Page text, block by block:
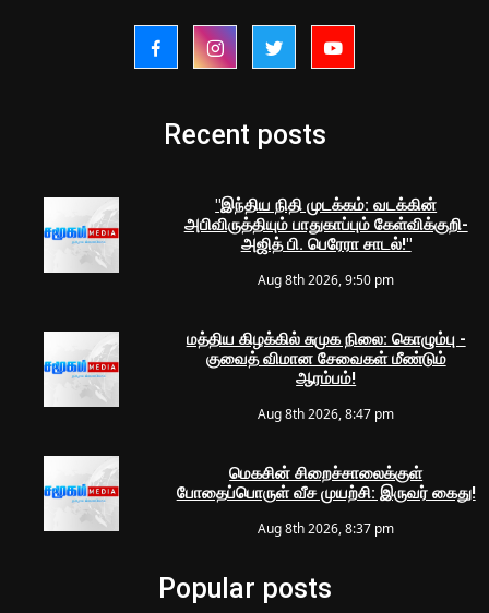
Recent posts
"இந்திய நிதி முடக்கம்: வடக்கின்
அபிவிருத்தியும் பாதுகாப்பும் கேள்விக்குறி-
அஜித் பி. பெரேரா சாடல்!"
Aug 8th 2026, 9:50 pm
மத்திய கிழக்கில் சுமுக நிலை: கொழும்பு -
குவைத் விமான சேவைகள் மீண்டும்
ஆரம்பம்!
Aug 8th 2026, 8:47 pm
மெகசின் சிறைச்சாலைக்குள்
போதைப்பொருள் வீச முயற்சி: இருவர் கைது!
Aug 8th 2026, 8:37 pm
Popular posts